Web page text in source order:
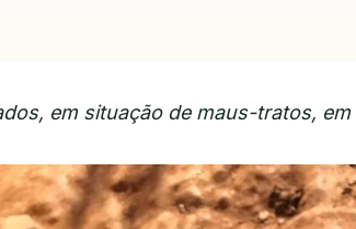
em situação de maus-tratos, em